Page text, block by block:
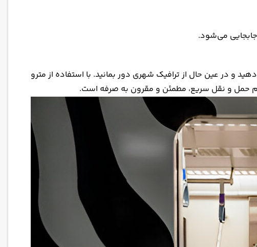
جابجایی می‌شود.
و در عین حال از ترافیک شهری دور بمانید. با استفاده از مترو
حمل و نقل سریع، مطمئن و مقرون به صرفه است.